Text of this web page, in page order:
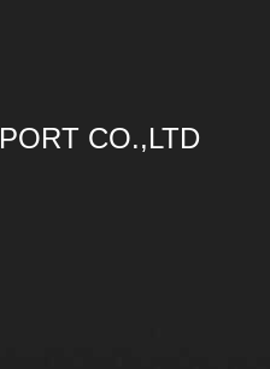
CO.,LTD